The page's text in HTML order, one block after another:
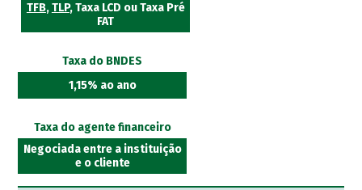
TFB,TLP, Taxa LCD ou Taxa Pré
FAT
Taxa do BNDES
1,15% ao ano
Taxa do agente financeiro
Negociada entre a instituição
e o cliente